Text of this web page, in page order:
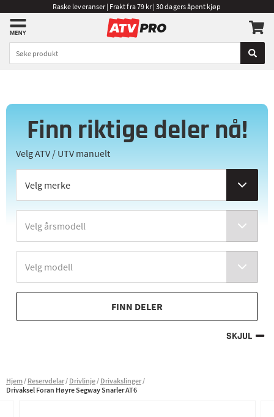
Raske leveranser | Frakt fra 79 kr | 30 dagers åpent kjøp
Finn riktige deler nå!
Velg ATV / UTV manuelt
FINN DELER
SKJUL
Hjem Reservdelar Drivlinje Drivakslinger
Drivaksel Foran Høyre Segway Snarler AT6